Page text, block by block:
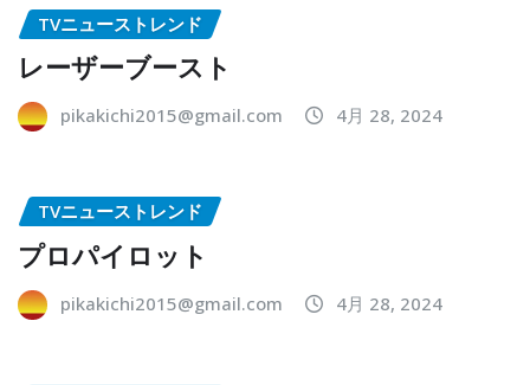
TVニューストレンド
レーザーブースト
pikakichi2015@gmail.com 4月 28, 2024
TVニューストレンド
プロパイロット
pikakichi2015@gmail.com 4月 28, 2024